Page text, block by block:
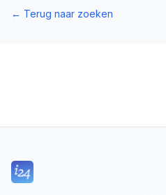
← Terug naar zoeken